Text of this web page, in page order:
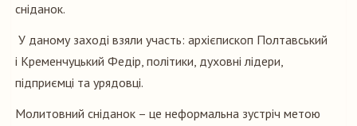
сніданок.
У даному заході взяли участь: архієпископ Полтавський
і Кременчуцький Федір, політики, духовні лідери,
підприємці та урядовці.
Молитовний сніданок – це неформальна зустріч метою